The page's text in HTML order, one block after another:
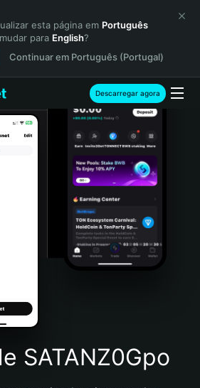
esta página em Português
para English?
Continuar em Português (Portugal)
Descarregar agora
SATANZ0Gpo